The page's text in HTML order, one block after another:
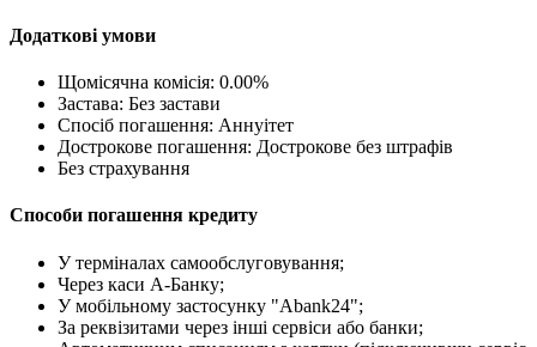
Додаткові умови
Щомісячна комісія: 0.00%
Застава: Без застави
Спосіб погашення: Aннуітет
Дострокове погашення: Дострокове без штрафів
Без страхування
Способи погашення кредиту
У терміналах самообслуговування;
Через каси А-Банку;
У мобільному застосунку "Abank24";
За реквізитами через інші сервіси або банки;